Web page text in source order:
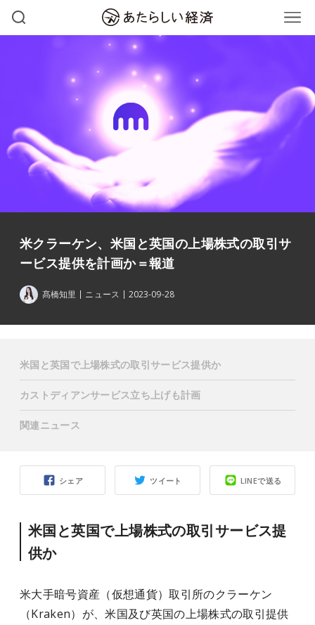
米クラーケン、米国と英国の上場株式の取引サ
ービス提供を計画か＝報道
髙橋知里 ニュース 2023-09-28
シェア ツイート LINEで送る
米国と英国で上場株式の取引サービス提
供か
米大手暗号資産（仮想通貨）取引所のクラーケン
（Kraken）が、米国及び英国の上場株式の取引提供
米国と英国で上場株式の取引サービス提供か
カストディアンサービス立ち上げも計画
関連ニュース